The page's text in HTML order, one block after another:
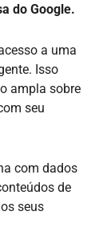
do Google.
a uma
Isso
ampla sobre
seu
com dados
de
seus